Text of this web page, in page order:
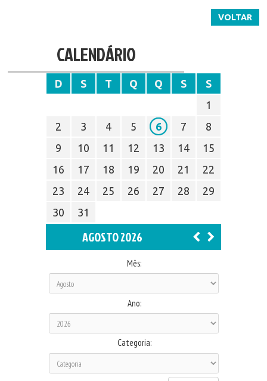
VOLTAR
CALENDÁRIO
D S T Q Q S
S
1
2
3 4 5 6 7
8
9
10 11 12 13 14
15
16
17 18 19 20 21
22
23
24 25 26 27 28
29
30
31
AGOSTO 2026
Mês:
Ano:
Categoria: